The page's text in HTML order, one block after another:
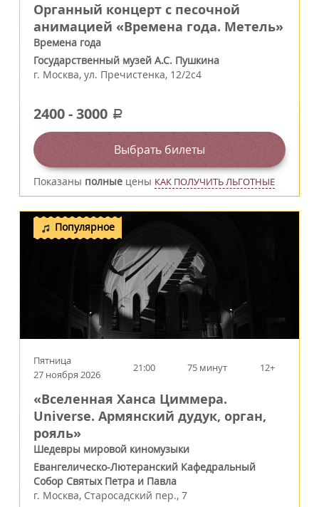
Органный концерт с песочной
анимацией «Времена года. Метель»
Времена года
Государственный музей А.С. Пушкина
г. Москва, ул. Пречистенка, 12/2c4
2400-3000 a
Выбрать билеты
Показаны полные цены КАК ПОЛУЧИТЬ ЛЬГОТНЫЕ
Популярное
Пятница
27 ноября 2026
21:00 75 минут 12+
«Вселенная Ханса Циммера.
Universe. Армянский дудук, орган,
рояль»
Шедевры мировой киномузыки
Евангелическо-Лютеранский Кафедральный
Собор Святых Петра и Павла
г. Москва, Старосадский пер., 7